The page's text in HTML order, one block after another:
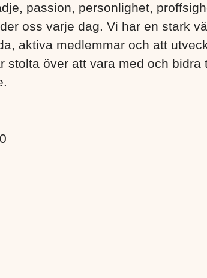
passion, personlighet,
oss varje dag. Vi har en stark
aktiva medlemmar och att
stolta över att vara med och bidra